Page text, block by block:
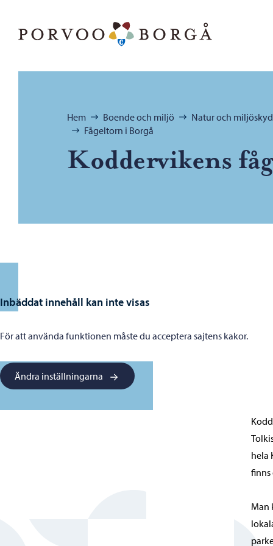
Bläddra:
Hem Boende och miljö
Natur och
Fågeltorn i Borgå
Koddervikens
Inbäddat innehåll kan inte visas
För att använda funktionen måste du acceptera sajtens kakor.
Ändra inställningarna
hela
finns
Man